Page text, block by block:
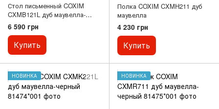
Стол письменный COXIM
CXMB121L дуб маувелла-
черный
6 590 грн
Купить
Полка COXIM CXMH211 дуб
маувелла
4 230 грн
Купить
НОВИНКА НОВИНКА